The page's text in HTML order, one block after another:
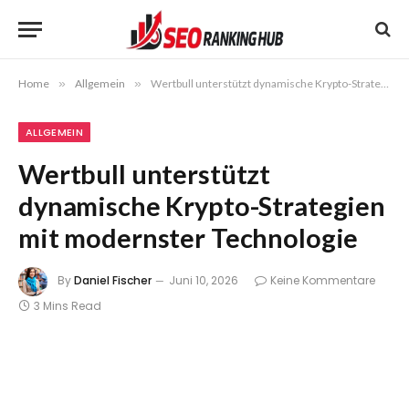
Home » Allgemein » Wertbull unterstützt dynamische Krypto-Strategien mit modernster Technologie
ALLGEMEIN
Wertbull unterstützt
dynamische Krypto-Strategien
mit modernster Technologie
ByDaniel Fischer Juni 10, 2026
Keine Kommentare
3 Mins Read